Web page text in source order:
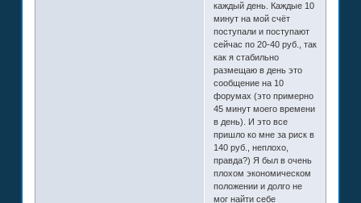
каждый день. Каждые 10
минут на мой счёт
поступали и поступают
сейчас по 20-40 руб., так
как я стабильно
размещаю в день это
сообщение на 10
форумах (это примерно
45 минут моего времени
в день). И это все
пришло ко мне за риск в
140 руб., неплохо,
правда?) Я был в очень
плохом экономическом
положении и долго не
мог найти себе